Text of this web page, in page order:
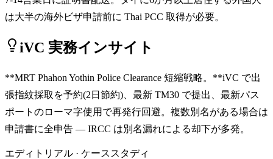
は大半の海外ビザ申請前に Thai PCC 取得が必要。
iVC 実務インサイト
**MRT Phahon Yothin Police Clearance 短縮戦略。**iVC で出
張指紋採取を予約(2日節約)、最新 TM30 で提出、最新パス
ポートのローマ字使用で再発行回避。複数別名がある場合は
申請書に全申告 — IRCC は別名漏れによる却下が多発。
エディトリアル · ケーススタディ